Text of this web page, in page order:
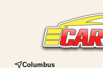
Columbus